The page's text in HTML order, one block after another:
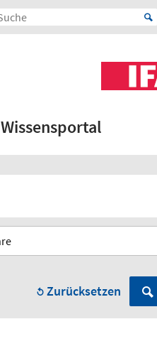
Wissensportal
Zurücksetzen